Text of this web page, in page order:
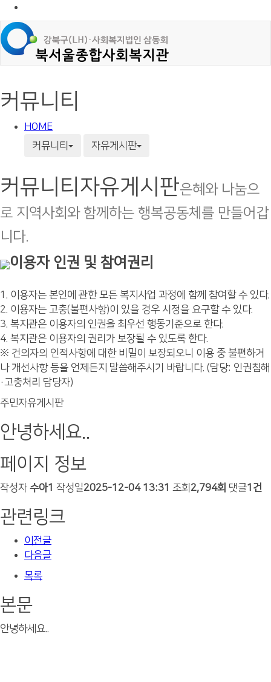
커뮤니티
HOME
커뮤니티
자유게시판
커뮤니티 자유게시판은혜와 나눔으
로 지역사회와 함께하는 행복공동체를 만들어갑
니다.
이용자 인권 및 참여권리
1. 이용자는 본인에 관한 모든 복지사업 과정에 함께 참여할 수 있다.
2. 이용자는 고충(불편사항)이 있을 경우 시정을 요구할 수 있다.
3. 복지관은 이용자의 인권을 최우선 행동기준으로 한다.
4. 복지관은 이용자의 권리가 보장될 수 있도록 한다.
※ 건의자의 인적사항에 대한 비밀이 보장되오니 이용 중 불편하거
나 개선사항 등을 언제든지 말씀해주시기 바랍니다. (담당: 인권침해
·고충처리 담당자)
주민자유게시판
안녕하세요..
페이지 정보
작성자 수아1 작성일2025-12-04 13:31 조회 2,794회 댓글1건
관련링크
이전글
다음글
목록
본문
안녕하세요..